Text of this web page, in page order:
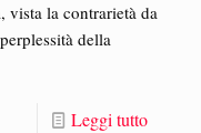
vista la contrarietà da
della
Leggi tutto